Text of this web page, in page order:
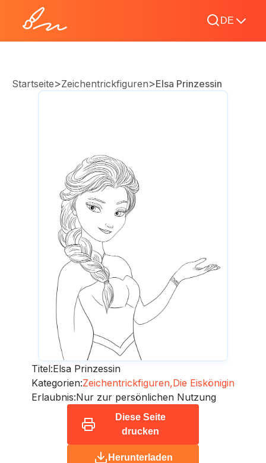
DE
Startseite>Zeichentrickfiguren>Elsa Prinzessin
Titel:Elsa Prinzessin
Kategorien:Zeichentrickfiguren,Die Eiskönigin
Erlaubnis:Nur zur persönlichen Nutzung
Diese Seite
drucken
Herunterladen